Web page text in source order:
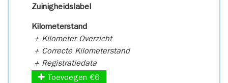
Zuinigheidslabel
Kilometerstand
+ Kilometer Overzicht
+ Correcte Kilometerstand
+ Registratiedata
Toevoegen €6